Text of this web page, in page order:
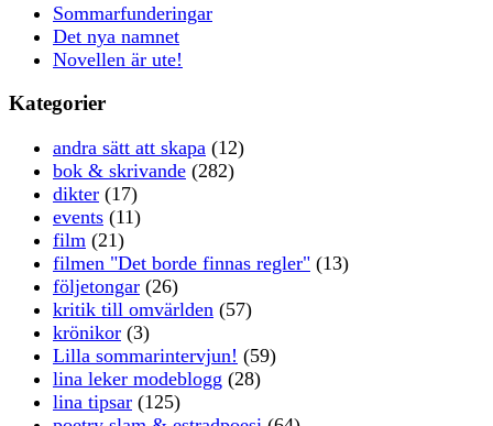
Sommarfunderingar
Det nya namnet
Novellen är ute!
Kategorier
andra sätt att skapa (12)
bok & skrivande (282)
dikter (17)
events (11)
film (21)
filmen "Det borde finnas regler" (13)
följetongar (26)
kritik till omvärlden (57)
krönikor (3)
Lilla sommarintervjun! (59)
lina leker modeblogg (28)
lina tipsar (125)